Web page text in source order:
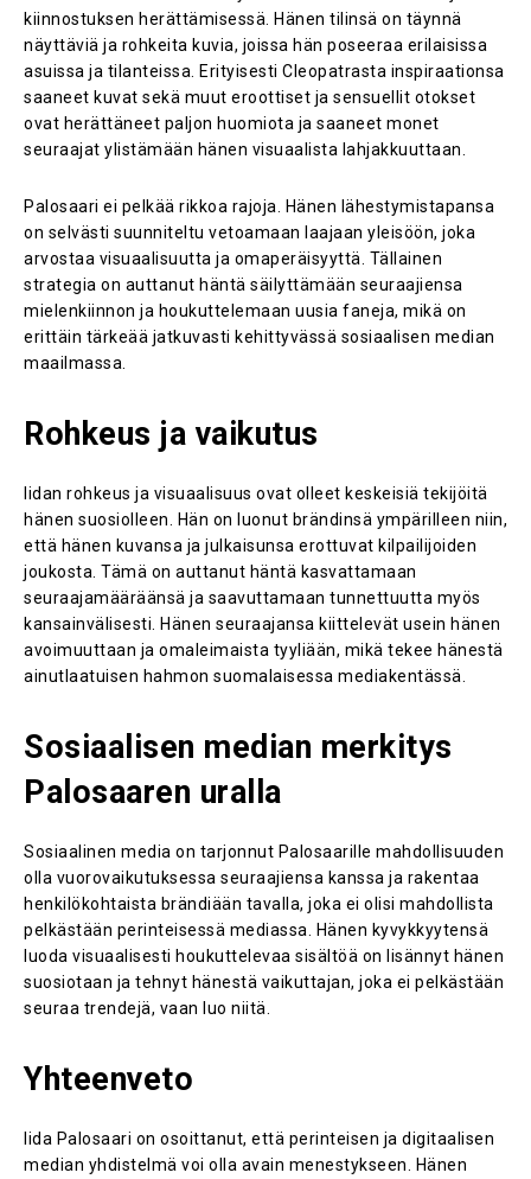
kiinnostuksen herättämisessä. Hänen tilinsä on täynnä
näyttäviä ja rohkeita kuvia, joissa hän poseeraa erilaisissa
asuissa ja tilanteissa​. Erityisesti Cleopatrasta inspiraationsa
saaneet kuvat sekä muut eroottiset ja sensuellit otokset
ovat herättäneet paljon huomiota ja saaneet monet
seuraajat ylistämään hänen visuaalista lahjakkuuttaan.
Palosaari ei pelkää rikkoa rajoja. Hänen lähestymistapansa
on selvästi suunniteltu vetoamaan laajaan yleisöön, joka
arvostaa visuaalisuutta ja omaperäisyyttä. Tällainen
strategia on auttanut häntä säilyttämään seuraajiensa
mielenkiinnon ja houkuttelemaan uusia faneja, mikä on
erittäin tärkeää jatkuvasti kehittyvässä sosiaalisen median
maailmassa​.
Rohkeus ja vaikutus
Iidan rohkeus ja visuaalisuus ovat olleet keskeisiä tekijöitä
hänen suosiolleen. Hän on luonut brändinsä ympärilleen niin,
että hänen kuvansa ja julkaisunsa erottuvat kilpailijoiden
joukosta. Tämä on auttanut häntä kasvattamaan
seuraajamääräänsä ja saavuttamaan tunnettuutta myös
kansainvälisesti. Hänen seuraajansa kiittelevät usein hänen
avoimuuttaan ja omaleimaista tyyliään, mikä tekee hänestä
ainutlaatuisen hahmon suomalaisessa mediakentässä​.
Sosiaalisen median merkitys
Palosaaren uralla
Sosiaalinen media on tarjonnut Palosaarille mahdollisuuden
olla vuorovaikutuksessa seuraajiensa kanssa ja rakentaa
henkilökohtaista brändiään tavalla, joka ei olisi mahdollista
pelkästään perinteisessä mediassa. Hänen kyvykkyytensä
luoda visuaalisesti houkuttelevaa sisältöä on lisännyt hänen
suosiotaan ja tehnyt hänestä vaikuttajan, joka ei pelkästään
seuraa trendejä, vaan luo niitä​.
Yhteenveto
Iida Palosaari on osoittanut, että perinteisen ja digitaalisen
median yhdistelmä voi olla avain menestykseen. Hänen